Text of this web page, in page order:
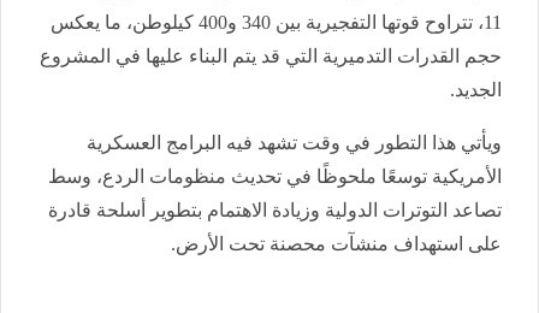
11، تتراوح قوتها التفجيرية بين 340 و400 كيلوطن، ما يعكس
حجم القدرات التدميرية التي قد يتم البناء عليها في المشروع
الجديد.
ويأتي هذا التطور في وقت تشهد فيه البرامج العسكرية
الأمريكية توسعًا ملحوظًا في تحديث منظومات الردع، وسط
تصاعد التوترات الدولية وزيادة الاهتمام بتطوير أسلحة قادرة
على استهداف منشآت محصنة تحت الأرض.